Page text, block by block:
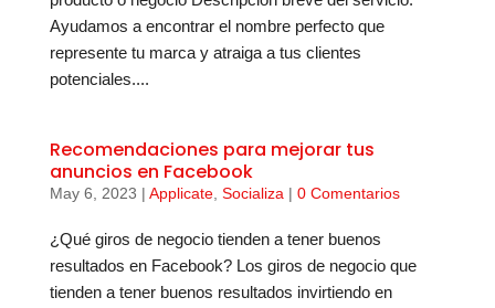
Ayudamos a encontrar el nombre perfecto que
represente tu marca y atraiga a tus clientes
potenciales....
Recomendaciones para mejorar tus
anuncios en Facebook
May 6, 2023 | Applicate, Socializa | 0 Comentarios
¿Qué giros de negocio tienden a tener buenos
resultados en Facebook? Los giros de negocio que
tienden a tener buenos resultados invirtiendo en